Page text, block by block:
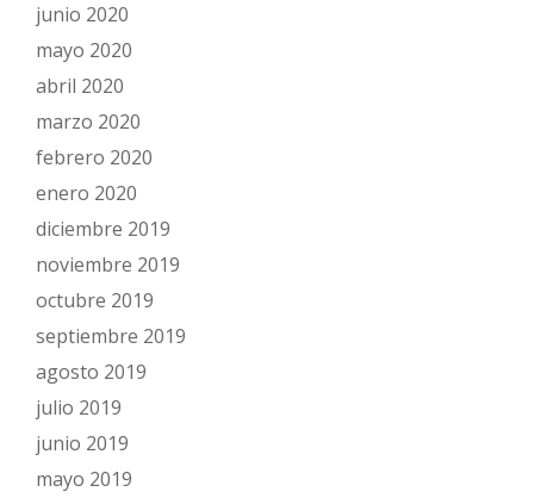
junio 2020
mayo 2020
abril 2020
marzo 2020
febrero 2020
enero 2020
diciembre 2019
noviembre 2019
octubre 2019
septiembre 2019
agosto 2019
julio 2019
junio 2019
mayo 2019